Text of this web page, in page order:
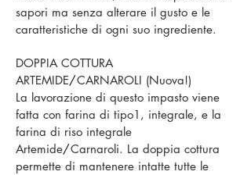
sapori ma senza alterare il gusto e le
caratteristiche di ogni suo ingrediente.
DOPPIA COTTURA
ARTEMIDE/CARNAROLI (Nuova!)
La lavorazione di questo impasto viene
fatta con farina di tipo1, integrale, e la
farina di riso integrale
Artemide/Carnaroli. La doppia cottura
permette di mantenere intatte tutte le